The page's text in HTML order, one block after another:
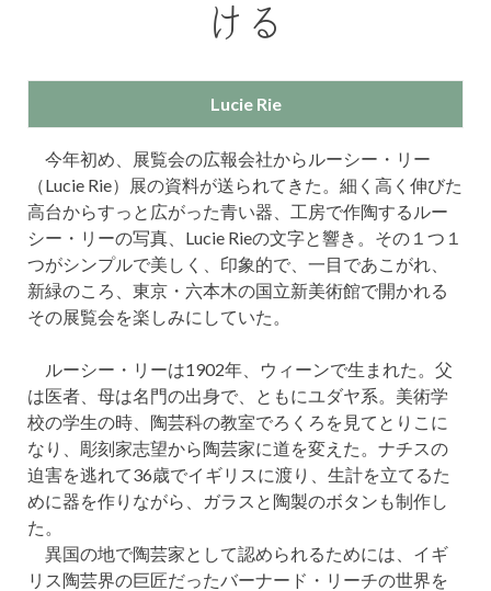
ける
Lucie Rie
今年初め、展覧会の広報会社からルーシー・リー
（Lucie Rie）展の資料が送られてきた。細く高く伸びた
高台からすっと広がった青い器、工房で作陶するルー
シー・リーの写真、Lucie Rieの文字と響き。その１つ１
つがシンプルで美しく、印象的で、一目であこがれ、
新緑のころ、東京・六本木の国立新美術館で開かれる
その展覧会を楽しみにしていた。
ルーシー・リーは1902年、ウィーンで生まれた。父
は医者、母は名門の出身で、ともにユダヤ系。美術学
校の学生の時、陶芸科の教室でろくろを見てとりこに
なり、彫刻家志望から陶芸家に道を変えた。ナチスの
迫害を逃れて36歳でイギリスに渡り、生計を立てるた
めに器を作りながら、ガラスと陶製のボタンも制作し
た。
異国の地で陶芸家として認められるためには、イギ
リス陶芸界の巨匠だったバーナード・リーチの世界を